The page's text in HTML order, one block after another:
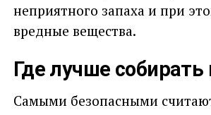
неприятного запаха и при
вредные вещества.
Где лучше собирать
Самыми безопасными